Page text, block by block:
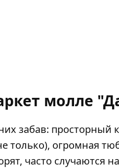
молле
забав: просторный
только), огромная
часто случаются